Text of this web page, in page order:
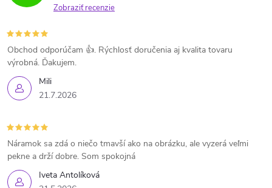
Zobraziť recenzie
Mili
21.7.2026
Obchod odporúčam 👍. Rýchlosť doručenia aj kvalita tovaru
výrobná. Ďakujem.
Iveta Antolíková
Náramok sa zdá o niečo tmavší ako na obrázku, ale vyzerá veľmi
pekne a drží dobre. Som spokojná